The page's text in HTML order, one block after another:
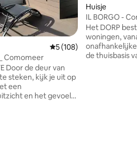
uit 5, 180 recensies
Gemiddelde beoordeling
5 (108)
Comomeer
Door de deur van
steken, kijk je uit op
een
en het gevoel
Huisje
IL BORGO -
Het DORP
woningen,
de thuisbasis